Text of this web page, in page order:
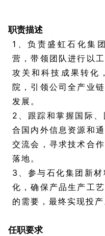
职责描述
1、负责盛虹石化集
营，带领团队进行以
攻关和科技成果转化
院，引领公司全产业
发展。
2、跟踪和掌握国际
合国内外信息资源和
交流会，寻求技术合
落地。
3、参与石化集团新
化，确保产品生产工
的需要，最终实现投产
任职要求